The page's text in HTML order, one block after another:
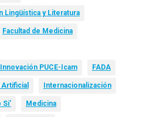
Lingüística y Literatura
Facultad de Medicina
PUCE-Icam FADA
Internacionalización
Si’ Medicina